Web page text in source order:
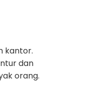
kantor.
dan
orang.